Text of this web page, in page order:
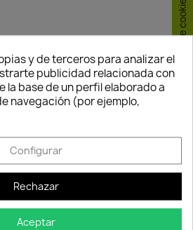
Política de
Islas Baleares y
Portugal.
Política de
siempre y cuando
paquete
y de terceros para analizar el
publicidad relacionada con
la base de un perfil elaborado a
navegación (por ejemplo,
Configurar
Rechazar
Aceptar
Consentimiento de cookies